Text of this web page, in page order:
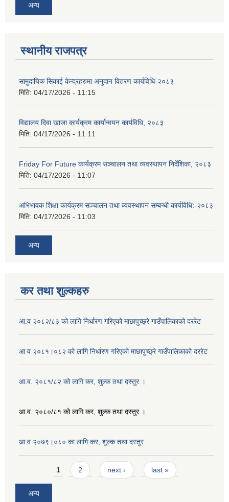
अन्य
स्थानीय राजपत्र
सामुदायिक सिकाई केन्द्रहरुमा अनुदान वितरण कार्यविधि-२०८३
मिति: 04/17/2026 - 11:15
विद्यालय दिवा खाजा कार्यक्रम कार्यान्वयन कार्यविधि, २०८३
मिति: 04/17/2026 - 11:11
Friday For Future कार्यक्रम सञ्चालन तथा व्यवस्थापन निर्देशिका, २०८३
मिति: 04/17/2026 - 11:07
अभिभावक शिक्षा कार्यक्रम सञ्चालन तथा व्यवस्थापन सम्बन्धी कार्यविधि:-२०८३
मिति: 04/17/2026 - 11:03
अन्य
कर तथा शुल्कहरु
आ.व २०८२/८३ को लागि निर्धारण गरिएको माछापुच्छ्रे गाउँपालिकाको दररेट
आ व २०८१।०८२ को लागि निर्धारण गरिएको माछापुच्छ्रे गाउँपालिकाको दररेट
आ.व. २०८१/८२ को लागि कर, शुल्क तथा दस्तुर ।
आ.व. २०८०/८१ को लागि कर, शुल्क तथा दस्तुर ।
आ.व २०७९।०८० का लागि कर, शुल्क तथा दस्तुर
Pages1 2 next › last »
अन्य